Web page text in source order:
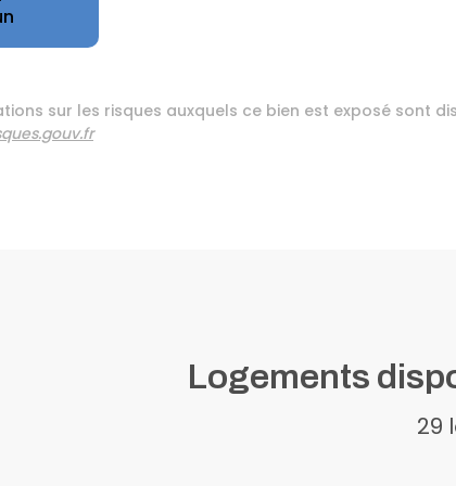
sur les risques auxquels ce bien est exposé sont
Logements
29